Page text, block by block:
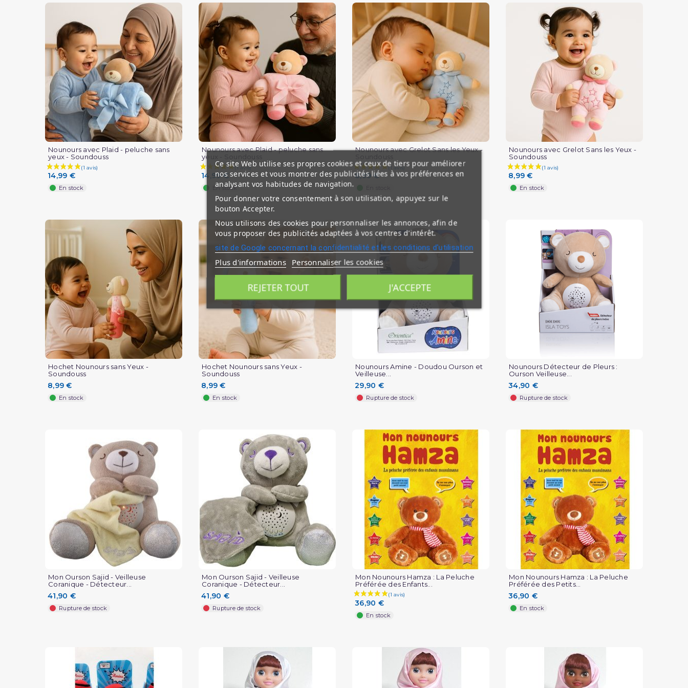
(1 avis) (1 avis)
(1 avis) (1 avis)
Nounours avec Plaid - peluche sans
yeux - Soundouss
14,99 €
En stock
Nounours avec Plaid - peluche sans
yeux - Soundouss
14,99 €
En stock
Nounours avec Grelot Sans les Yeux -
8,99 €
Nounours avec Grelot Sans les Yeux -
Soundouss
8,99 €
En stock
Hochet Nounours sans Yeux -
Soundouss
8,99 €
En stock
Hochet Nounours sans Yeux -
Soundouss
8,99 €
En stock
Nounours Amine - Doudou Ourson et
Veilleuse...
29,90 €
Rupture de stock
Nounours Détecteur de Pleurs :
Ourson Veilleuse...
34,90 €
Rupture de stock
Mon Ourson Sajid - Veilleuse
Coranique - Détecteur...
41,90 €
Rupture de stock
Mon Ourson Sajid - Veilleuse
Coranique - Détecteur...
41,90 €
Rupture de stock
Mon Nounours Hamza : La Peluche
Préférée des Enfants...
36,90 €
En stock
Mon Nounours Hamza : La Peluche
Préférée des Petits...
36,90 €
En stock
Ce site Web utilise ses propres cookies et ceux de tiers pour améliorer
nos services et vous montrer des publicités liées à vos préférences en
analysant vos habitudes de navigation.
Pour donner votre consentement à son utilisation, appuyez sur le
bouton Accepter.
Nous utilisons des cookies pour personnaliser les annonces, afin de
vous proposer des publicités adaptées à vos centres d'intérêt.
site de Google concernant la confidentialité et les conditions d'utilisation
Plus d'informations Personnaliser les cookies
REJETER TOUT J'ACCEPTE